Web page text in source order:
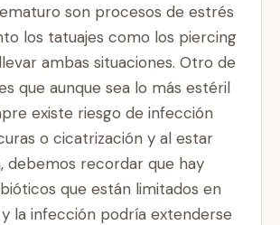
son procesos de estrés
los tatuajes como los piercing
ambas situaciones. Otro de
que aunque sea lo más estéril
existe riesgo de infección
o cicatrización y al estar
debemos recordar que hay
que están limitados en
la infección podría extenderse